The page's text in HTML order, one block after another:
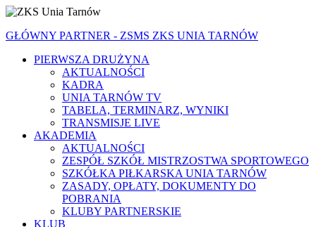
GŁÓWNY PARTNER - ZSMS ZKS UNIA TARNÓW
PIERWSZA DRUŻYNA
AKTUALNOŚCI
KADRA
UNIA TARNÓW TV
TABELA, TERMINARZ, WYNIKI
TRANSMISJE LIVE
AKADEMIA
AKTUALNOŚCI
ZESPÓŁ SZKÓŁ MISTRZOSTWA SPORTOWEGO
SZKÓŁKA PIŁKARSKA UNIA TARNÓW
ZASADY, OPŁATY, DOKUMENTY DO
POBRANIA
KLUBY PARTNERSKIE
KLUB